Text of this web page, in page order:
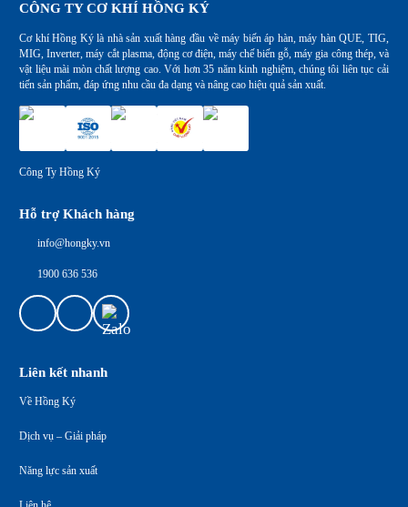
CÔNG TY CƠ KHÍ HỒNG KÝ
Cơ khí Hồng Ký là nhà sản xuất hàng đầu về máy biến áp hàn, máy hàn QUE, TIG,
MIG, Inverter, máy cắt plasma, động cơ điện, máy chế biến gỗ, máy gia công thép, và
vật liệu mài mòn chất lượng cao. Với hơn 35 năm kinh nghiệm, chúng tôi liên tục cải
tiến sản phẩm, đáp ứng nhu cầu đa dạng và nâng cao hiệu quả sản xuất.
Công Ty Hồng Ký
Hỗ trợ Khách hàng
info@hongky.vn
1900 636 536
Liên kết nhanh
Về Hồng Ký
Dịch vụ – Giải pháp
Năng lực sản xuất